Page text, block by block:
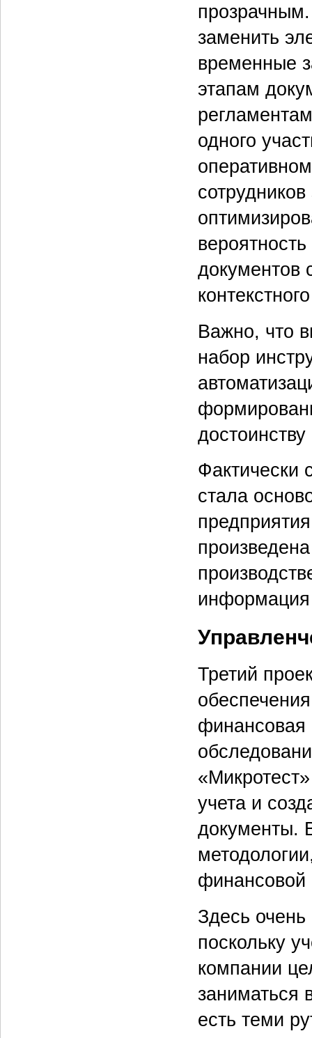
заменить
временные
этапам
одного
документов
Важно, что
набор
Фактически
стала
информация
Третий
финансовая
учета и
документы.
финансовой
Здесь
поскольку
компании
заниматься
есть теми